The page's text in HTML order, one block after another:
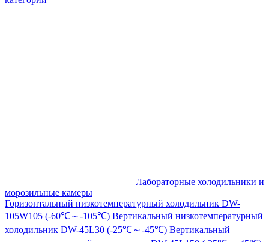
Лабораторные холодильники и
морозильные камеры
Горизонтальный низкотемпературный холодильник DW-
105W105 (-60℃～-105℃) Вертикальный низкотемпературный
холодильник DW-45L30 (-25℃～-45℃) Вертикальный